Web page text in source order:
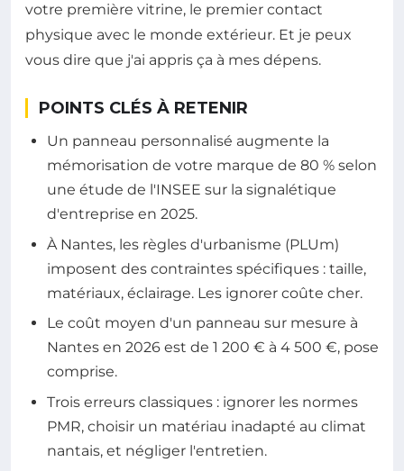
votre première vitrine, le premier contact
physique avec le monde extérieur. Et je peux
vous dire que j'ai appris ça à mes dépens.
POINTS CLÉS À RETENIR
Un panneau personnalisé augmente la
mémorisation de votre marque de 80 % selon
une étude de l'INSEE sur la signalétique
d'entreprise en 2025.
À Nantes, les règles d'urbanisme (PLUm)
imposent des contraintes spécifiques : taille,
matériaux, éclairage. Les ignorer coûte cher.
Le coût moyen d'un panneau sur mesure à
Nantes en 2026 est de 1 200 € à 4 500 €, pose
comprise.
Trois erreurs classiques : ignorer les normes
PMR, choisir un matériau inadapté au climat
nantais, et négliger l'entretien.